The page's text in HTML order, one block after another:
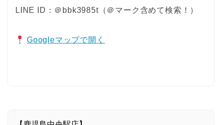
LINE ID：＠bbk3985t（＠マーク含めて検索！）
Googleマップで開く